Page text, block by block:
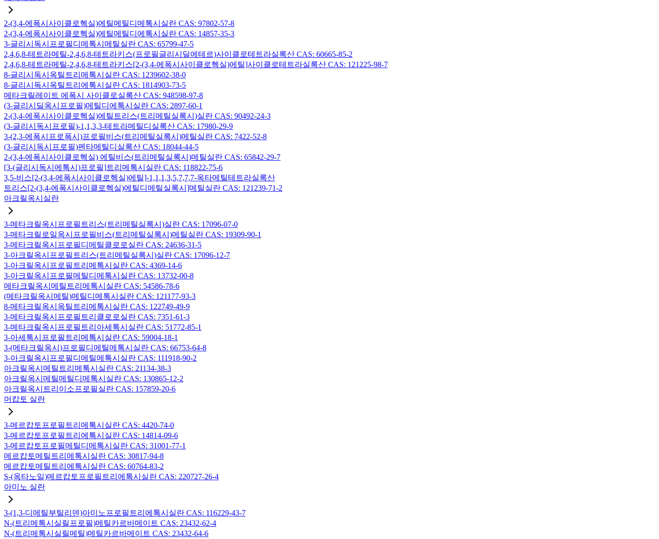
2-(3,4-에폭시사이클로헥실)에틸메틸디메톡시실란 CAS: 97802-57-8
2-(3,4-에폭시사이클로헥실)에틸메틸디에톡시실란 CAS: 14857-35-3
3-글리시독시프로필디메톡시메틸실란 CAS: 65799-47-5
2,4,6,8-테트라메틸-2,4,6,8-테트라키스(프로필글리시딜에테르)사이클로테트라실록산 CAS: 60665-85-2
2,4,6,8-테트라메틸-2,4,6,8-테트라키스[2-(3,4-에폭시사이클로헥실)에틸]사이클로테트라실록산 CAS: 121225-98-7
8-글리시독시옥틸트리메톡시실란 CAS: 1239602-38-0
8-글리시독시옥틸트리에톡시실란 CAS: 1814903-73-5
메타크릴레이트 에폭시 사이클로실록산 CAS: 948598-97-8
(3-글리시딜옥시프로필)메틸디에톡시실란 CAS: 2897-60-1
2-(3,4-에폭시사이클로헥실)에틸트리스(트리메틸실록시)실란 CAS: 90492-24-3
(3-글리시독시프로필)-1,1,3,3-테트라메틸디실록산 CAS: 17980-29-9
3-(2,3-에폭시프로폭시)프로필비스(트리메틸실록시)메틸실란 CAS: 7422-52-8
(3-글리시독시프로필)펜타메틸디실록산 CAS: 18044-44-5
2-(3,4-에폭시사이클로헥실) 에틸비스(트리메틸실록시)메틸실란 CAS: 65842-29-7
[3-(글리시독시에톡시)프로필]트리메톡시실란 CAS: 118822-75-6
3,5-비스[2-(3,4-에폭시사이클로헥실)에틸]-1,1,1,3,5,7,7,7-옥타메틸테트라실록산
트리스[2-(3,4-에폭시사이클로헥실)에틸디메틸실록시]메틸실란 CAS: 121239-71-2
아크릴옥시실란
3-메타크릴옥시프로필트리스(트리메틸실록시)실란 CAS: 17096-07-0
3-메타크릴로일옥시프로필비스(트리메틸실록시)메틸실란 CAS: 19309-90-1
3-메타크릴옥시프로필디메틸클로로실란 CAS: 24636-31-5
3-아크릴옥시프로필트리스(트리메틸실록시)실란 CAS: 17096-12-7
3-아크릴옥시프로필트리메톡시실란 CAS: 4369-14-6
3-아크릴옥시프로필메틸디메톡시실란 CAS: 13732-00-8
메타크릴옥시메틸트리메톡시실란 CAS: 54586-78-6
(메타크릴옥시메틸)메틸디메톡시실란 CAS: 121177-93-3
8-메타크릴옥시옥틸트리메톡시실란 CAS: 122749-49-9
3-메타크릴옥시프로필트리클로로실란 CAS: 7351-61-3
3-메타크릴옥시프로필트리아세톡시실란 CAS: 51772-85-1
3-아세톡시프로필트리메톡시실란 CAS: 59004-18-1
3-(메타크릴옥시)프로필디메틸메톡시실란 CAS: 66753-64-8
3-아크릴옥시프로필디메틸메톡시실란 CAS: 111918-90-2
아크릴옥시메틸트리메톡시실란 CAS: 21134-38-3
아크릴옥시메틸메틸디메톡시실란 CAS: 130865-12-2
아크릴옥시트리이소프로필실란 CAS: 157859-20-6
머캅토 실란
3-메르캅토프로필트리메톡시실란 CAS: 4420-74-0
3-메르캅토프로필트리에톡시실란 CAS: 14814-09-6
3-메르캅토프로필메틸디메톡시실란 CAS: 31001-77-1
메르캅토메틸트리메톡시실란 CAS: 30817-94-8
메르캅토메틸트리에톡시실란 CAS: 60764-83-2
S-(옥타노일)메르캅토프로필트리에톡시실란 CAS: 220727-26-4
아미노 실란
3-(1,3-디메틸부틸리덴)아미노프로필트리에톡시실란 CAS: 116229-43-7
N-(트리메톡시실릴프로필)메틸카르바메이트 CAS: 23432-62-4
N-(트리메톡시실릴메틸)메틸카르바메이트 CAS: 23432-64-6